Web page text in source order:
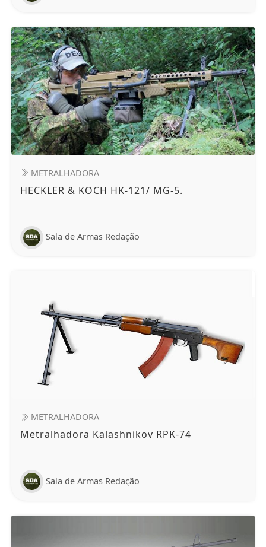
METRALHADORA
HECKLER & KOCH HK-121/ MG-5.
Sala de Armas Redação
METRALHADORA
Metralhadora Kalashnikov RPK-74
Sala de Armas Redação